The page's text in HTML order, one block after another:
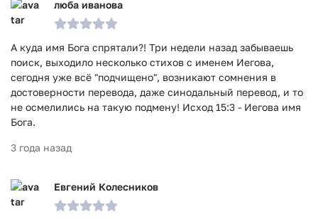
люба иванова
А куда имя Бога спрятали?! Три недели назад забываешь
поиск, выходило несколько стихов с именем Иегова,
сегодня уже всё "подчищено", возникают сомнения в
достоверности перевода, даже синодальный перевод, и то
не осмелились на такую подмену! Исход 15:3 - Иегова имя
Бога.
3 года назад
Евгений Колесников